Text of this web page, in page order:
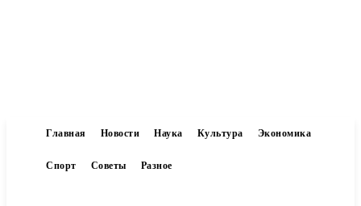
Главная Новости Наука Культура Экономика
Спорт Советы Разное